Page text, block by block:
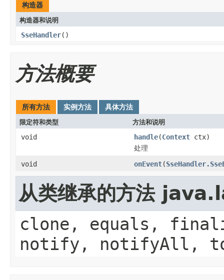
构造器
构造器和说明
SseHandler()
方法概要
所有方法 实例方法 具体方法
限定符和类型 方法和说明
void handle(Context ctx)
处理
void
onEvent(
从类继承的方法
clone, equals,
notify, notifyAll,